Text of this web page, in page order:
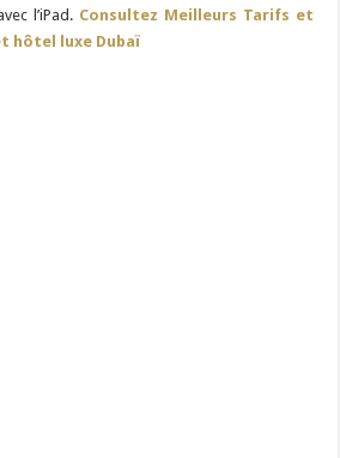
l’iPad. Consultez Meilleurs Tarifs et
hôtel luxe Dubaï